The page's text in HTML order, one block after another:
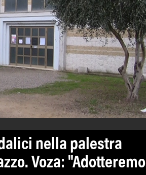
nella palestra
Voza: "Adotteremo